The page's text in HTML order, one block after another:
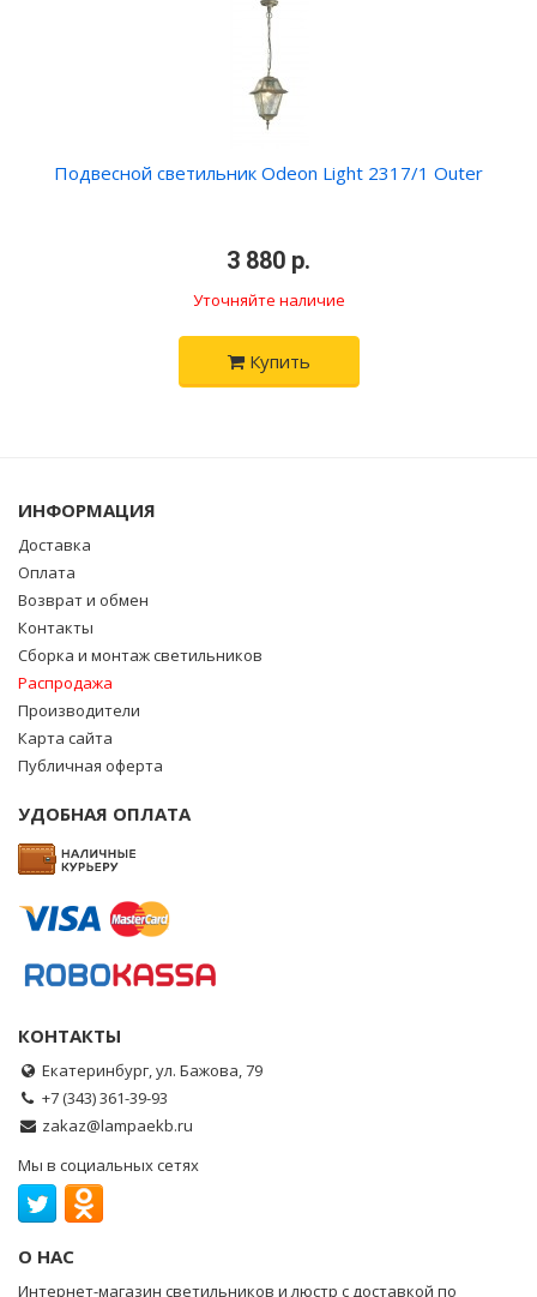
Подвесной светильник Odeon Light 2317/1 Outer
3 880 р.
Уточняйте наличие
Купить
ИНФОРМАЦИЯ
Доставка
Оплата
Возврат и обмен
Контакты
Сборка и монтаж светильников
Распродажа
Производители
Карта сайта
Публичная оферта
УДОБНАЯ ОПЛАТА
КОНТАКТЫ
Екатеринбург, ул. Бажова, 79
+7 (343) 361-39-93
zakaz@lampaekb.ru
Мы в социальных сетях
О НАС
Интернет-магазин светильников и люстр с доставкой по